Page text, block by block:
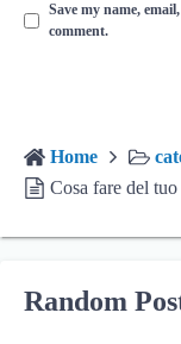
Save my name,
comment.
Home
Cosa fare del
Random